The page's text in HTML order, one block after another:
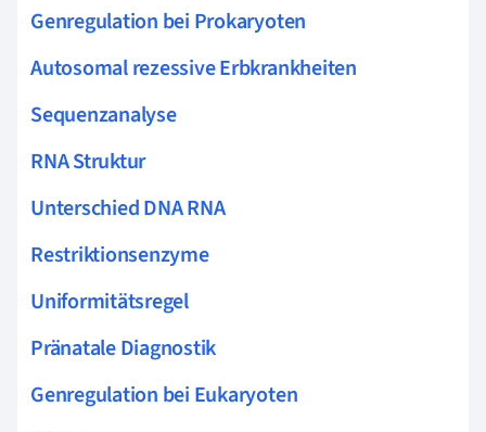
Genregulation bei Prokaryoten
Autosomal rezessive Erbkrankheiten
Sequenzanalyse
RNA Struktur
Unterschied DNA RNA
Restriktionsenzyme
Uniformitätsregel
Pränatale Diagnostik
Genregulation bei Eukaryoten